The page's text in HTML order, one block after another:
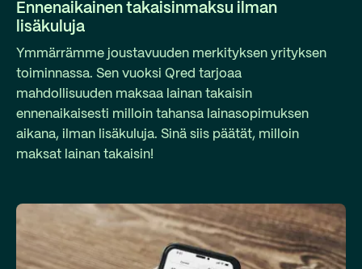
Ennenaikainen takaisinmaksu ilman
lisäkuluja
Ymmärrämme joustavuuden merkityksen yrityksen
toiminnassa. Sen vuoksi Qred tarjoaa
mahdollisuuden maksaa lainan takaisin
ennenaikaisesti milloin tahansa lainasopimuksen
aikana, ilman lisäkuluja. Sinä siis päätät, milloin
maksat lainan takaisin!